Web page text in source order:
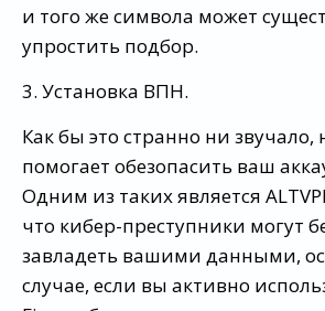
и того же символа может
упростить подбор.
3. Установка ВПН.
Как бы это странно ни звучало,
помогает обезопасить ваш
Одним из таких является
что кибер-преступники могут
завладеть вашими данными,
случае, если вы активно